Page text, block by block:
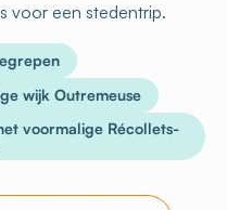
voor een stedentrip.
wijk Outremeuse
voormalige Récollets-